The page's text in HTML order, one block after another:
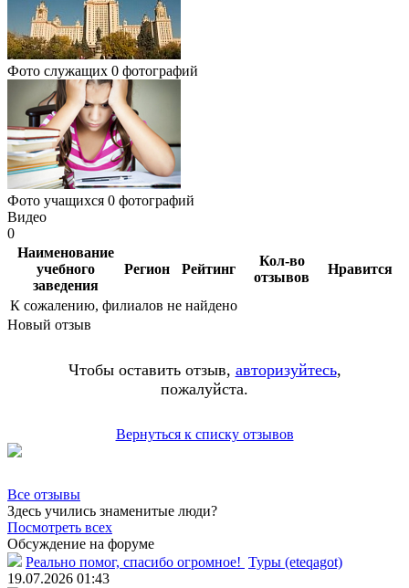
Фото служащих 0 фотографий
Фото учащихся 0 фотографий
Видео
0
Наименование
учебного
заведения
Регион Рейтинг
Кол-во
отзывов
Нравится
К сожалению, филиалов не найдено
Новый отзыв
Чтобы оставить отзыв, авторизуйтесь,
пожалуйста.
Вернуться к списку отзывов
Все отзывы
Здесь учились знаменитые люди?
Посмотреть всех
Обсуждение на форуме
Реально помог, спасибо огромное! Туры (eteqagot)
19.07.2026 01:43